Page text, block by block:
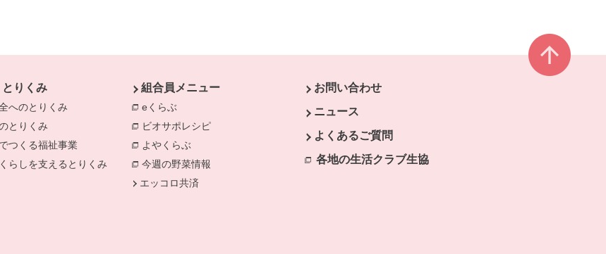
。
りくみ
へのとりくみ 別のウィンドウで開きます。
とりくみ 別のウィンドウで開きます。
つくる福祉事業 別のウィンドウで開きます。
らしを支えるとりくみ 別のウィンドウで開きます。
組合員メニュー
eくらぶ
ビオサポレシピ
よやくらぶ 別のウィンドウで開きます。
今週の野菜情報 別のウィンドウで開きます。
エッコロ共済
お問い合わせ
ニュース
よくあるご質問
各地の生活クラブ生協